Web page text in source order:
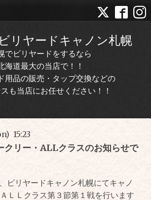
リヤードキャノン札幌
でビリヤードをするなら
海道最大の当店で！！
用品の販売・タップ交換などの
も当店にお任せください！！
15:23
クリー・ALLクラスのお知らせで
ビリヤードキャノン札幌にてキャノ
ＬＬクラス第３節第１戦を行います